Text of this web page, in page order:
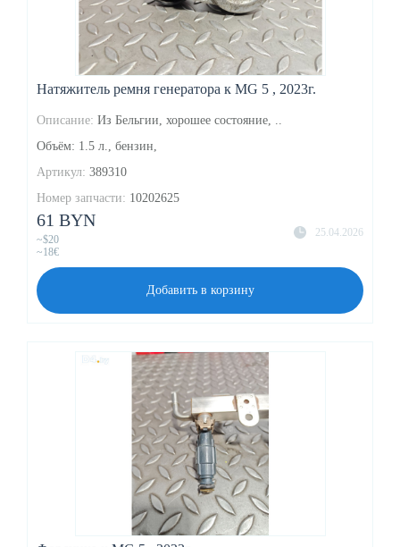
Натяжитель ремня генератора к MG 5 , 2023г.
Описание: Из Бельгии, хорошее состояние, ..
Объём: 1.5 л., бензин,
Артикул: 389310
Номер запчасти: 10202625
25.04.2026
61 BYN
~$20
~18€
Добавить в корзину